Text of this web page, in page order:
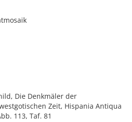
Die Denkmäler der
Zeit, Hispania Antiqua
113, Taf. 81